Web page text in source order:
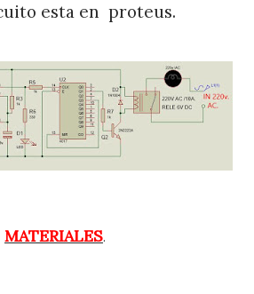
esta en proteus.
MATERIALES.